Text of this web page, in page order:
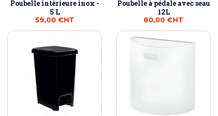
Poubelle intérieure inox -
5 L
59,00 €HT
Poubelle à pédale avec seau
12L
80,00 €HT